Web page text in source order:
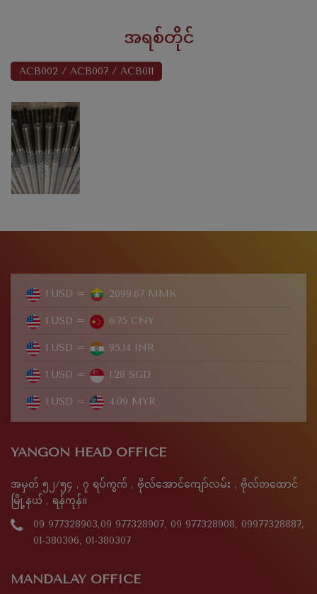
အရစ်တိုင်
ACB002 / ACB007 / ACB011
1 USD = 2099.67 MMK
1 USD = 6.75 CNY
1 USD = 95.14 INR
1 USD = 1.28 SGD
1 USD = 4.09 MYR
YANGON HEAD OFFICE
အမှတ် ၅၂/၅၄ , ၇ ရပ်ကွက် , ဗိုလ်အောင်ကျော်လမ်း , ဗိုလ်တထောင်
မြို့နယ် , ရန်ကုန်။
09 977328903,09 977328907, 09 977328908, 09977328887,
01-380306, 01-380307
MANDALAY OFFICE